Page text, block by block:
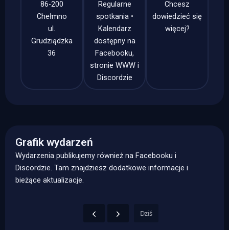
86-200
Chełmno
ul.
Grudziądzka
36
Regularne
spotkania •
Kalendarz
dostępny na
Facebooku,
stronie WWW i
Discordzie
Chcesz
dowiedzieć się
więcej?
Grafik wydarzeń
Wydarzenia publikujemy również na Facebooku i
Discordzie. Tam znajdziesz dodatkowe informacje i
bieżące aktualizacje.
Dziś